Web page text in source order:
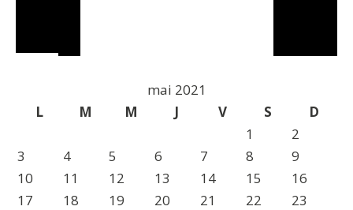
mai 2021
L
M M J V S
D
1
2
3
4 5 6 7 8
9
10
11 12 13 14 15
16
17
18 19 20 21 22
23